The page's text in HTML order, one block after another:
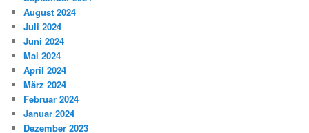
August 2024
Juli 2024
Juni 2024
Mai 2024
April 2024
März 2024
Februar 2024
Januar 2024
Dezember 2023